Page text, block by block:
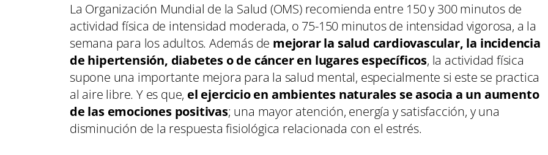
La Organización Mundial de la Salud (OMS) recomienda entre 150 y 300 minutos de
actividad física de intensidad moderada, o 75-150 minutos de intensidad vigorosa, a la
semana para los adultos. Además de mejorar la salud cardiovascular, la incidencia
de hipertensión, diabetes o de cáncer en lugares específicos, la actividad física
supone una importante mejora para la salud mental, especialmente si este se practica
al aire libre. Y es que, el ejercicio en ambientes naturales se asocia a un aumento
de las emociones positivas; una mayor atención, energía y satisfacción, y una
disminución de la respuesta fisiológica relacionada con el estrés.